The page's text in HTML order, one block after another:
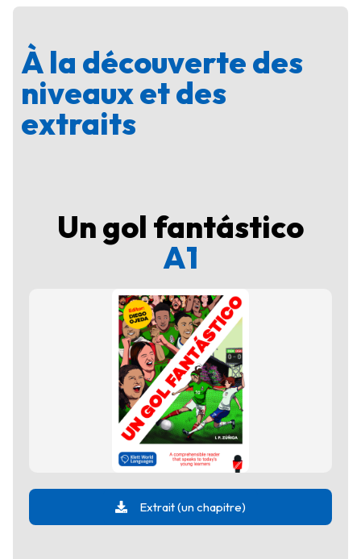
À la découverte des
niveaux et des
extraits
Un gol fantástico
A1
Extrait (un chapitre)